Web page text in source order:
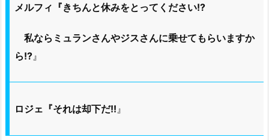
メルフィ『きちんと休みをとってください!?
私ならミュランさんやジスさんに乗せてもらいますか
ら!? 』
ロジェ『それは却下だ!!』